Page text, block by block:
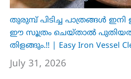
തുരുമ്പ് പിടിച്ച പാത്രങ്ങൾ ഇനി
ഈ സൂത്രം ചെയ്താൽ
തിളങ്ങും.!! | Easy Iron Vessel
July 31, 2026